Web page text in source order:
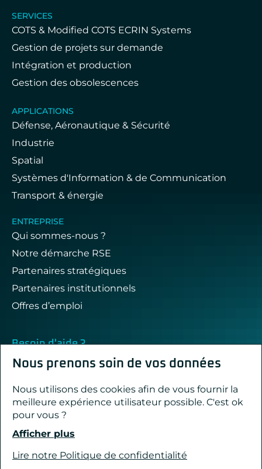
SERVICES
COTS & Modified COTS ECRIN Systems
Gestion de projets sur demande
Intégration et production
Gestion des obsolescences
APPLICATIONS
Défense, Aéronautique & Sécurité
Industrie
Spatial
Systèmes d'Information & de Communication
Transport & énergie
ENTREPRISE
Qui sommes-nous ?
Notre démarche RSE
Partenaires stratégiques
Partenaires institutionnels
Offres d’emploi
Besoin d'aide ?
Nous répondons à vos questions !
Contact & support
Mentions légales
Nous prenons soin de vos données
Nous utilisons des cookies afin de vous fournir la
meilleure expérience utilisateur possible. C'est ok
pour vous ?
Afficher plus
Lire notre Politique de confidentialité